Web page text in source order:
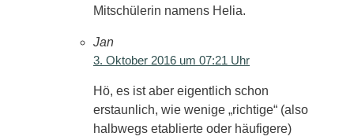
Mitschülerin namens Helia.
Jan
3. Oktober 2016 um 07:21 Uhr
Hö, es ist aber eigentlich schon
erstaunlich, wie wenige „richtige“ (also
halbwegs etablierte oder häufigere)